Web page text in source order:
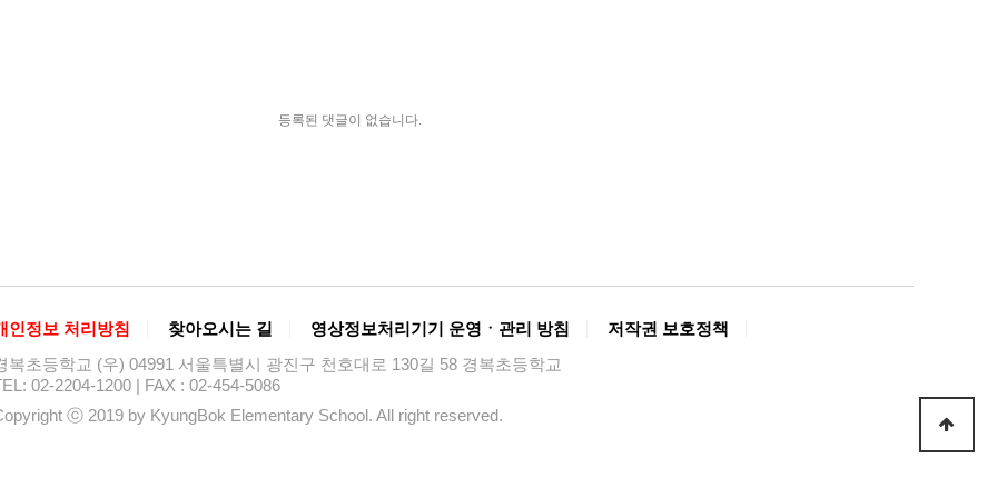
등록된 댓글이 없습니다.
인정보 처리방침 찾아오시는 길 영상정보처리기기 운영ㆍ관리 방침
저작권 보호정책
복초등학교 (우) 04991 서울특별시 광진구 천호대로 130길 58 경복초등학교
02-2204-1200 | FAX : 02-454-5086
ⓒ 2019 by KyungBok Elementary School. All right reserved.